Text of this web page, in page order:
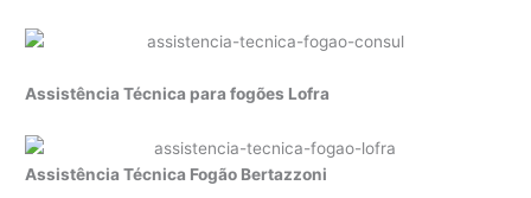
Assistência Técnica para fogões Lofra
Assistência Técnica Fogão Bertazzoni